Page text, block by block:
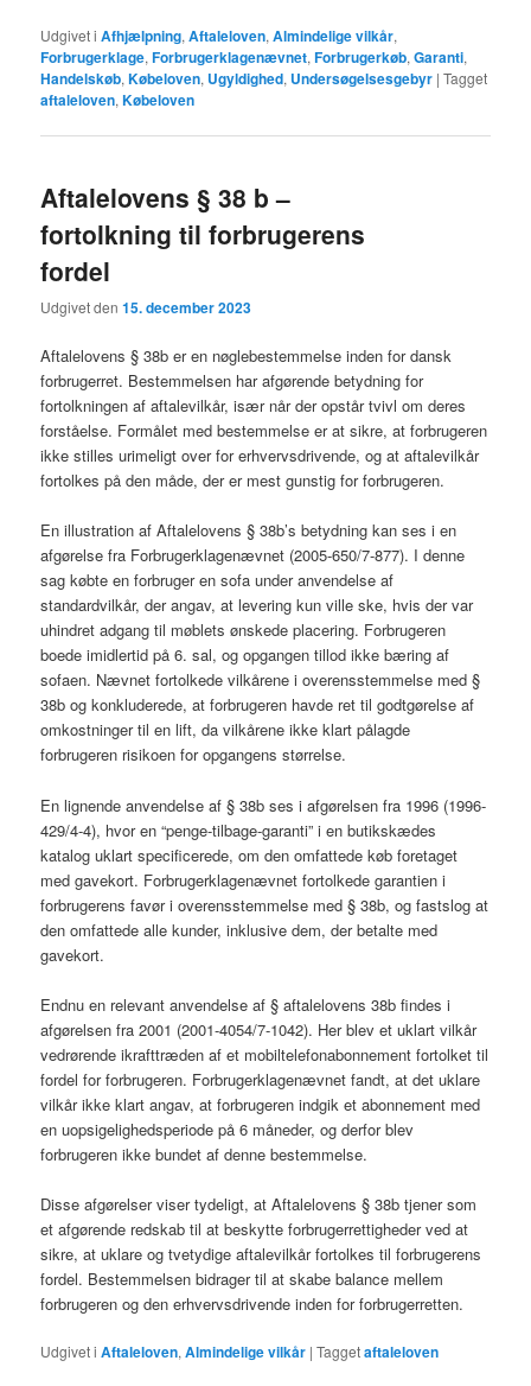
Udgivet i Afhjælpning,Aftaleloven,Almindelige vilkår,
Forbrugerklage,Forbrugerklagenævnet,Forbrugerkøb,Garanti,
Handelskøb,Købeloven, Ugyldighed, Undersøgelsesgebyr |Tagget
aftaleloven,Købeloven
Aftalelovens § 38 b –
fortolkning til forbrugerens
fordel
Udgivet den15. december 2023
Aftalelovens § 38b er en nøglebestemmelse inden for dansk
forbrugerret. Bestemmelsen har afgørende betydning for
fortolkningen af aftalevilkår, især når der opstår tvivl om deres
forståelse. Formålet med bestemmelse er at sikre, at forbrugeren
ikke stilles urimeligt over for erhvervsdrivende, og at aftalevilkår
fortolkes på den måde, der er mest gunstig for forbrugeren.
En illustration af Aftalelovens § 38b’s betydning kan ses i en
afgørelse fra Forbrugerklagenævnet (2005-650/7-877). I denne
sag købte en forbruger en sofa under anvendelse af
standardvilkår, der angav, at levering kun ville ske, hvis der var
uhindret adgang til møblets ønskede placering. Forbrugeren
boede imidlertid på 6. sal, og opgangen tillod ikke bæring af
sofaen. Nævnet fortolkede vilkårene i overensstemmelse med §
38b og konkluderede, at forbrugeren havde ret til godtgørelse af
omkostninger til en lift, da vilkårene ikke klart pålagde
forbrugeren risikoen for opgangens størrelse.
En lignende anvendelse af § 38b ses i afgørelsen fra 1996 (1996-
429/4-4), hvor en “penge-tilbage-garanti” i en butikskædes
katalog uklart specificerede, om den omfattede køb foretaget
med gavekort. Forbrugerklagenævnet fortolkede garantien i
forbrugerens favør i overensstemmelse med § 38b, og fastslog at
den omfattede alle kunder, inklusive dem, der betalte med
gavekort.
Endnu en relevant anvendelse af § aftalelovens 38b findes i
afgørelsen fra 2001 (2001-4054/7-1042). Her blev et uklart vilkår
vedrørende ikrafttræden af et mobiltelefonabonnement fortolket til
fordel for forbrugeren. Forbrugerklagenævnet fandt, at det uklare
vilkår ikke klart angav, at forbrugeren indgik et abonnement med
en uopsigelighedsperiode på 6 måneder, og derfor blev
forbrugeren ikke bundet af denne bestemmelse.
Disse afgørelser viser tydeligt, at Aftalelovens § 38b tjener som
et afgørende redskab til at beskytte forbrugerrettigheder ved at
sikre, at uklare og tvetydige aftalevilkår fortolkes til forbrugerens
fordel. Bestemmelsen bidrager til at skabe balance mellem
forbrugeren og den erhvervsdrivende inden for forbrugerretten.
Udgivet i Aftaleloven,Almindelige vilkår |Taggetaftaleloven